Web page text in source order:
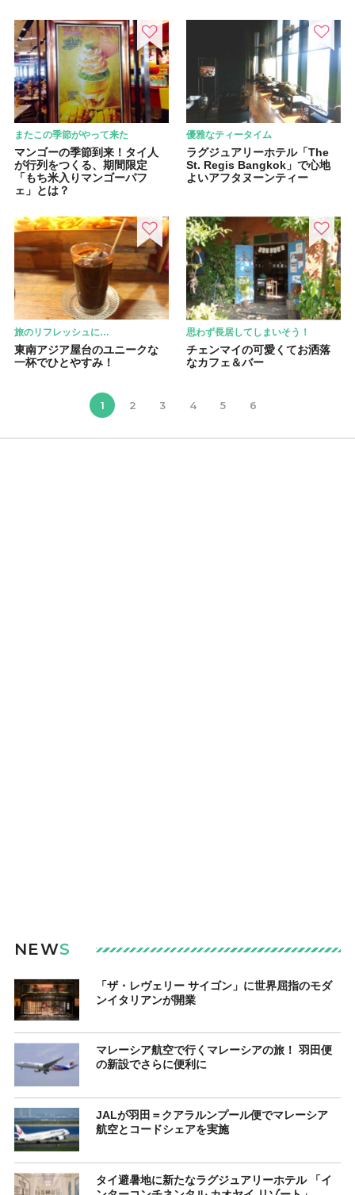
またこの季節がやって来た
マンゴーの季節到来！タイ人
が行列をつくる、期間限定
「もち米入りマンゴーパフ
ェ」とは？
優雅なティータイム
ラグジュアリーホテル「The
St. Regis Bangkok」で心地
よいアフタヌーンティー
旅のリフレッシュに…
東南アジア屋台のユニークな
一杯でひとやすみ！
思わず長居してしまいそう！
チェンマイの可愛くてお洒落
なカフェ＆バー
1 2 3 4 5 6
NEWS
「ザ・レヴェリー サイゴン」に世界屈指のモダ
ンイタリアンが開業
マレーシア航空で行くマレーシアの旅！ 羽田便
の新設でさらに便利に
JALが羽田＝クアラルンプール便でマレーシア
航空とコードシェアを実施
タイ避暑地に新たなラグジュアリーホテル 「イ